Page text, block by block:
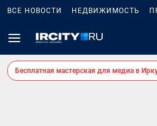
ВСЕ НОВОСТИ НЕДВИЖИМОСТЬ
Бесплатная мастерская для медиа в